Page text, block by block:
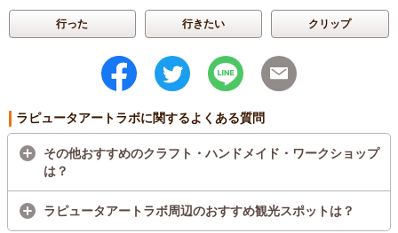
行った 行きたい クリップ
ラピュータアートラボに関するよくある質問
その他おすすめのクラフト・ハンドメイド・ワークショップ
は？
ラピュータアートラボ周辺のおすすめ観光スポットは？